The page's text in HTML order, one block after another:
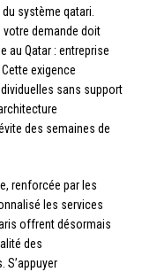
système qatari.
votre demande doit
au Qatar : entreprise
exigence
sans support
des semaines de
renforcée par les
les services
offrent désormais
des
S’appuyer